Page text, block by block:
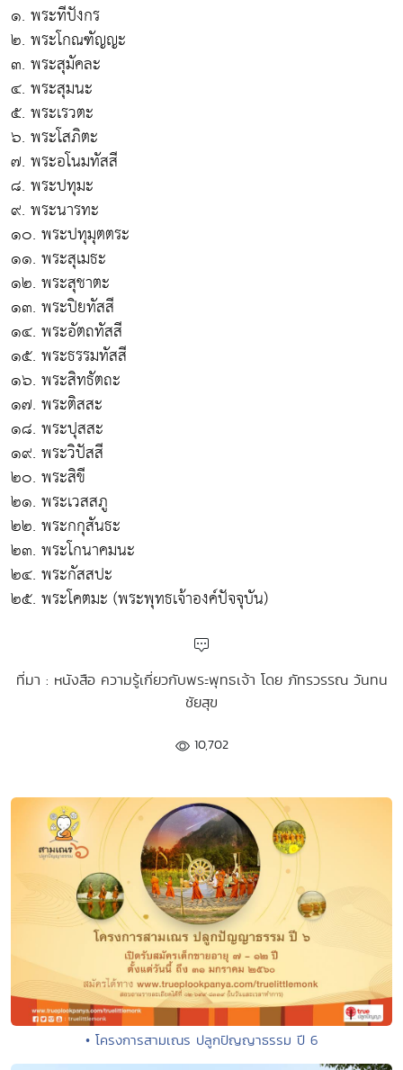
๑. พระทีปังกร
๒. พระโกณฑัญญะ
๓. พระสุมัคละ
๔. พระสุมนะ
๕. พระเรวตะ
๖. พระโสภิตะ
๗. พระอโนมทัสสี
๘. พระปทุมะ
๙. พระนารทะ
๑๐. พระปทุมุตตระ
๑๑. พระสุเมธะ
๑๒. พระสุชาตะ
๑๓. พระปิยทัสสี
๑๔. พระอัตถทัสสี
๑๕. พระธรรมทัสสี
๑๖. พระสิทธัตถะ
๑๗. พระติสสะ
๑๘. พระปุสสะ
๑๙. พระวิปัสสี
๒๐. พระสิขี
๒๑. พระเวสสภู
๒๒. พระกกุสันธะ
๒๓. พระโกนาคมนะ
๒๔. พระกัสสปะ
๒๕. พระโคตมะ (พระพุทธเจ้าองค์ปัจจุบัน)
ที่มา : หนังสือ ความรู้เกี่ยวกับพระพุทธเจ้า โดย ภัทรวรรณ วันทน
ชัยสุข
10,702
• โครงการสามเณร ปลูกปัญญาธรรม ปี 6